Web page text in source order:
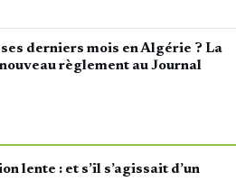
derniers mois en Algérie ? La
règlement au Journal
lente : et s’il s’agissait d’un